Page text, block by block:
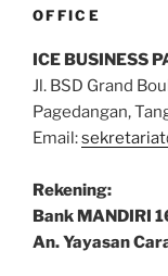
OFFICE
ICE BUSINESS
Jl. BSD Grand
Pagedangan,
Email:
Rekening:
Bank MANDIRI
An. Yayasan